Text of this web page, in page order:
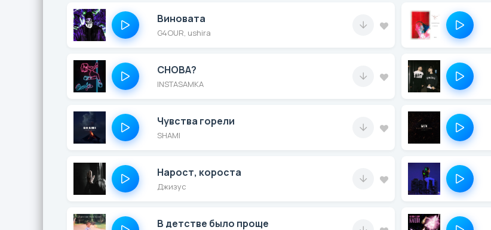
Виновата
G4OUR, ushira
СНОВА?
INSTASAMKA
Чувства горели
SHAMI
Нарост, короста
Джизус
В детстве было проще